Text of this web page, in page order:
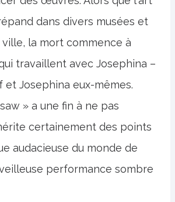
dans divers musées et
la mort commence à
travaillent avec Josephina –
et Josephina eux-mêmes.
» a une fin à ne pas
certainement des points
audacieuse du monde de
performance sombre